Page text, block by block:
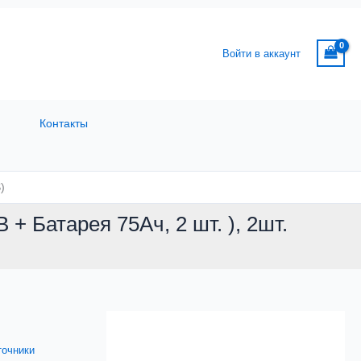
Войти в аккаунт
Контакты
+ Батарея 75Aч, 2 шт. ), 2шт.